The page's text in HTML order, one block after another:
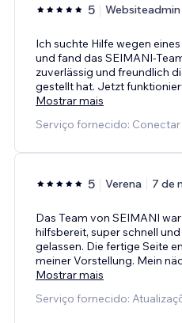
5 Websiteadmin
Ich suchte Hilfe wegen
und fand das SEIMANI-
zuverlässig und freundlich
gestellt hat. Jetzt
Mostrar mais
Serviço fornecido:
5 Verena 7 de
Das Team von SEIMANI
hilfsbereit, super schnell
gelassen. Die fertige Seite
meiner Vorstellung. Mein
Mostrar mais
Serviço fornecido: